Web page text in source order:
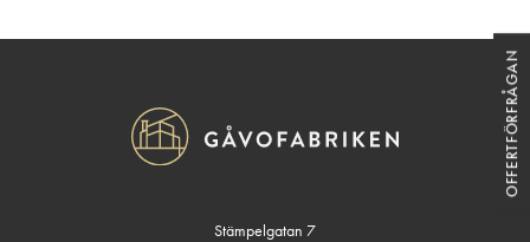
Stämpelgatan 7
OFFERTFÖRFRÅGAN